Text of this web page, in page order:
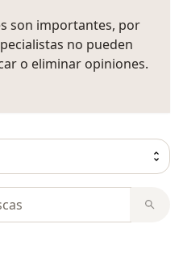
son importantes, por
no pueden
o eliminar opiniones.